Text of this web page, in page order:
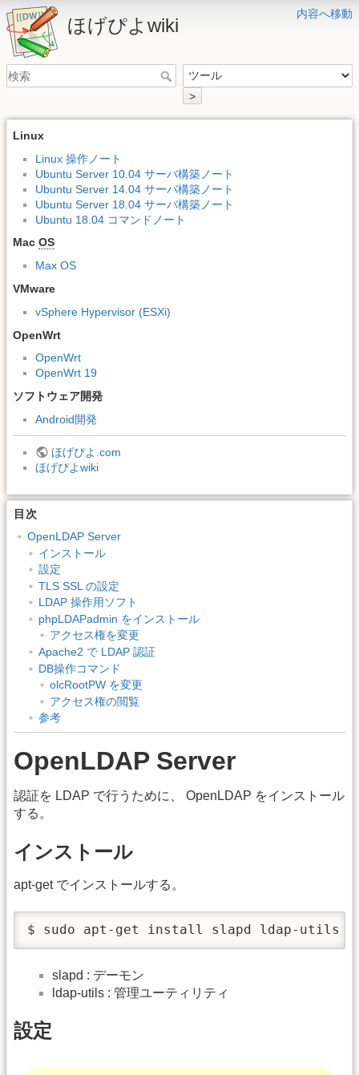
内容へ移動
ほげぴよwiki
>
Linux
Linux 操作ノート
Ubuntu Server 10.04 サーバ構築ノート
Ubuntu Server 14.04 サーバ構築ノート
Ubuntu Server 18.04 サーバ構築ノート
Ubuntu 18.04 コマンドノート
Mac OS
Max OS
VMware
vSphere Hypervisor (ESXi)
OpenWrt
OpenWrt
OpenWrt 19
ソフトウェア開発
Android開発
ほげぴよ.com
ほげぴよwiki
目次
OpenLDAP Server
インストール
設定
TLS SSL の設定
LDAP 操作用ソフト
phpLDAPadmin をインストール
アクセス権を変更
Apache2 で LDAP 認証
DB操作コマンド
olcRootPW を変更
アクセス権の閲覧
参考
OpenLDAP Server
認証を LDAP で行うために、 OpenLDAP をインストール
する。
インストール
apt-get でインストールする。
$ sudo apt-get install slapd ldap-utils
slapd : デーモン
ldap-utils : 管理ユーティリティ
設定